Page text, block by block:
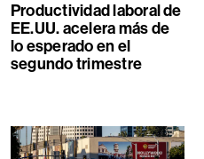
Productividad laboral de
EE.UU. acelera más de
lo esperado en el
segundo trimestre